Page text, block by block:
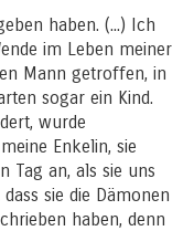
haben. (...) Ich
im Leben meiner
Mann getroffen, in
sogar ein Kind.
wurde
Enkelin, sie
Tag an, als sie uns
sie die Dämonen
haben, denn